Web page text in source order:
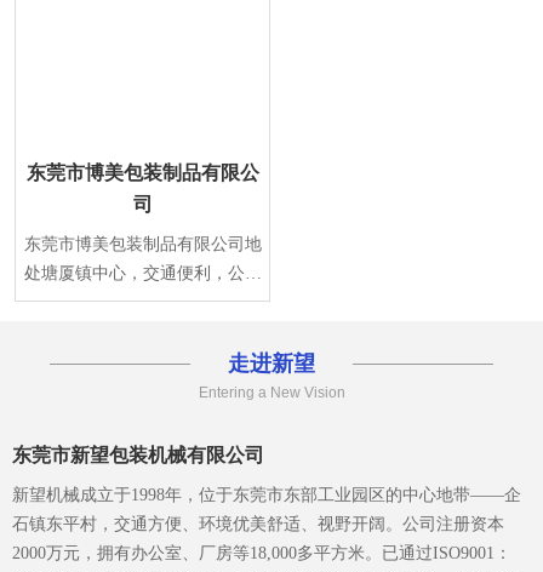
东莞市博美包装制品有限公
司
东莞市博美包装制品有限公司地
处塘厦镇中心，交通便利，公司
环境优美。本公司创建于1994
走进新望
Entering a New Vision
东莞市新望包装机械有限公司
新望机械成立于1998年，位于东莞市东部工业园区的中心地带——企
石镇东平村，交通方便、环境优美舒适、视野开阔。公司注册资本
2000万元，拥有办公室、厂房等18,000多平方米。已通过ISO9001：